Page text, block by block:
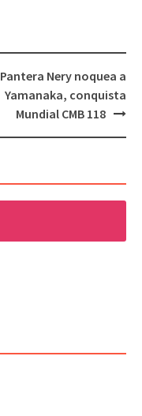
Pantera Nery noquea a
Yamanaka, conquista
Mundial CMB 118